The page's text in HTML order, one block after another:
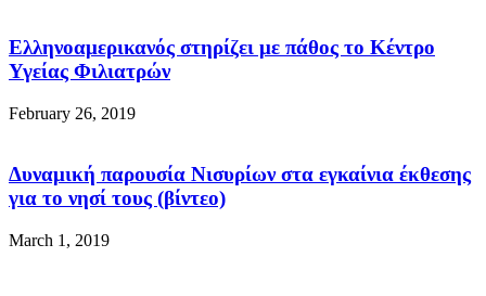
Ελληνοαμερικανός στηρίζει με πάθος το Κέντρο
Υγείας Φιλιατρών
February 26, 2019
Δυναμική παρουσία Νισυρίων στα εγκαίνια έκθεσης
για το νησί τους (βίντεο)
March 1, 2019